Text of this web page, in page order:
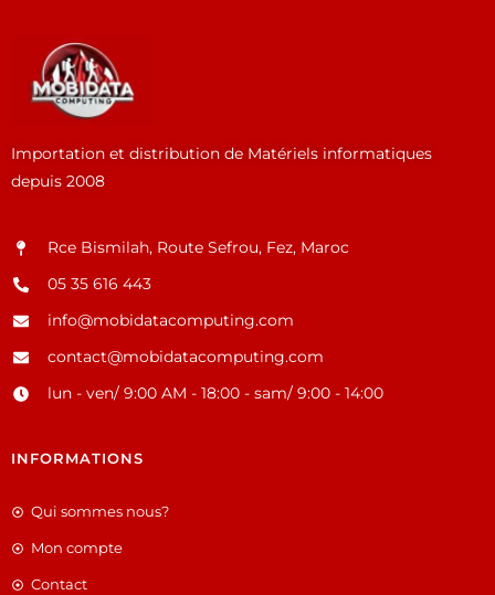
Importation et distribution de Matériels informatiques
depuis 2008
Rce Bismilah, Route Sefrou, Fez, Maroc
05 35 616 443
info@mobidatacomputing.com
contact@mobidatacomputing.com
lun - ven/ 9:00 AM - 18:00 - sam/ 9:00 - 14:00
INFORMATIONS
Qui sommes nous?
Mon compte
Contact